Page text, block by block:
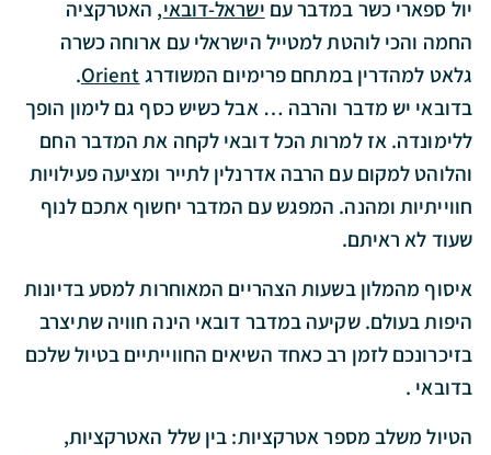
יול ספארי כשר במדבר עם ישראל-דובאי, האטרקציה
החמה והכי לוהטת למטייל הישראלי עם ארוחה כשרה
גלאט למהדרין במתחם פרימיום המשודרג Orient
.
בדובאי יש מדבר והרבה … אבל כשיש כסף גם לימון הופך
ללימונדה. אז למרות הכל דובאי לקחה את המדבר החם
והלוהט למקום עם הרבה אדרנלין לתייר ומציעה פעילויות
חווייתיות ומהנה. המפגש עם המדבר יחשוף אתכם לנוף
שעוד לא ראיתם.
איסוף מהמלון בשעות הצהריים המאוחרות למסע בדיונות
היפות בעולם. שקיעה במדבר דובאי הינה חוויה שתיצרב
בזיכרונכם לזמן רב כאחד השיאים החווייתיים בטיול שלכם
בדובאי .
הטיול משלב מספר אטרקציות: בין שלל האטרקציות,